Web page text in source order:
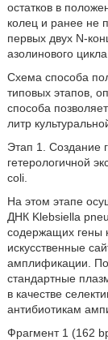
остатков в
колец и ранее не
первых двух N-
азолинового цикла.
Схема способа
типовых этапов,
способа
литр
Этап 1. Создание
гетерологичной
coli.
На этом этапе
ДНК Klebsiella
содержащих гены
искусственные
амплификации.
стандартные
в качестве
антибиотикам
Фрагмент 1 (162